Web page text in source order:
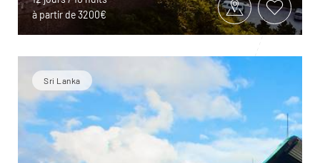
à partir de 3200€
Sri Lanka